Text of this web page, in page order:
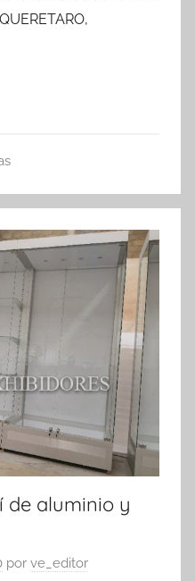
de aluminio y
por ve_editor